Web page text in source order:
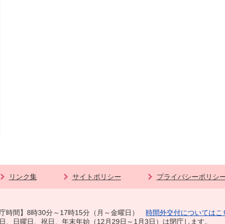
リンク集 サイトポリシー プライバシーポリシ
庁時間】8時30分～17時15分（月～金曜日） 時間外交付についてはこ
、日曜日、祝日、年末年始（12月29日～1月3日）は閉庁します。